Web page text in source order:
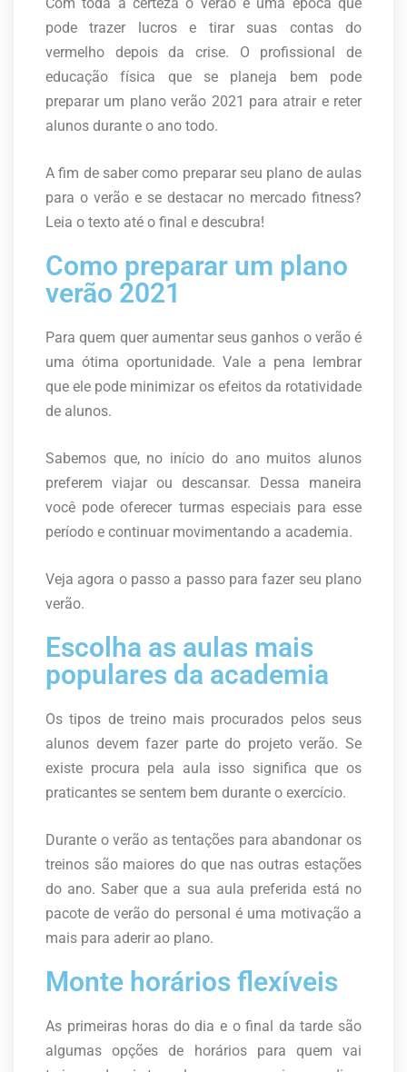
pode trazer lucros e tirar suas contas do
vermelho depois da crise. O profissional de
educação física que se planeja bem pode
preparar um plano verão 2021 para atrair e reter
alunos durante o ano todo.
A fim de saber como preparar seu plano de aulas
para o verão e se destacar no mercado fitness?
Leia o texto até o final e descubra!
Como preparar um plano
verão 2021
Para quem quer aumentar seus ganhos o verão é
uma ótima oportunidade. Vale a pena lembrar
que ele pode minimizar os efeitos da rotatividade
de alunos.
Sabemos que, no início do ano muitos alunos
preferem viajar ou descansar. Dessa maneira
você pode oferecer turmas especiais para esse
período e continuar movimentando a academia.
Veja agora o passo a passo para fazer seu plano
verão.
Escolha as aulas mais
populares da academia
Os tipos de treino mais procurados pelos seus
alunos devem fazer parte do projeto verão. Se
existe procura pela aula isso significa que os
praticantes se sentem bem durante o exercício.
Durante o verão as tentações para abandonar os
treinos são maiores do que nas outras estações
do ano. Saber que a sua aula preferida está no
pacote de verão do personal é uma motivação a
mais para aderir ao plano.
Monte horários flexíveis
As primeiras horas do dia e o final da tarde são
algumas opções de horários para quem vai